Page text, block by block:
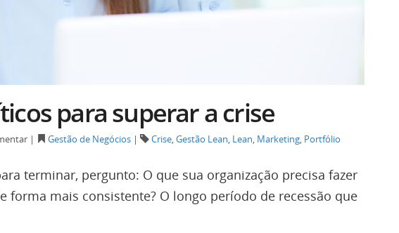
para superar a crise
| Gestão de Negócios | Crise,Gestão Lean, Lean, Marketing, Portfólio
terminar, pergunto: O que sua organização precisa fazer
forma mais consistente? O longo período de recessão que